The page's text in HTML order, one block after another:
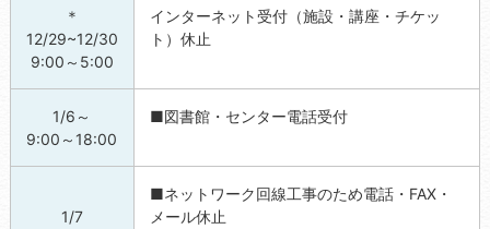
＊
12/29~12/30
9:00～5:00
インターネット受付（施設・講座・チケッ
ト）休止
1/6～
9:00～18:00
■図書館・センター電話受付
1/7
■ネットワーク回線工事のため電話・FAX・
メール休止